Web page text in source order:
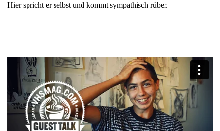
Hier spricht er selbst und kommt sympathisch rüber.